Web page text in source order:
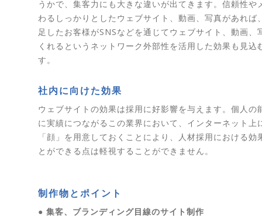
うかで、集客力にも大きな違いが出てきます。信頼性や
わるしっかりとしたウェブサイト、動画、写真があれば
足したお客様がSNSなどを通じてウェブサイト、動画、
くれるというネットワーク外部性を活用した効果も見込
す。
社内に向けた効果
ウェブサイトの効果は採用に好影響を与えます。個人の
に実績につながるこの業界において、インターネット上
「顔」を用意しておくことにより、人材採用における効
とができる点は軽視することができません。
制作物とポイント
● 集客、ブランディング目線のサイト制作